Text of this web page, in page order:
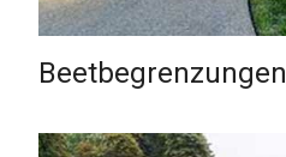
Beetbegrenzungen